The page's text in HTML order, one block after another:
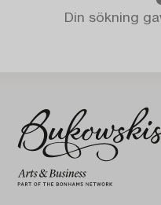
Din sökning